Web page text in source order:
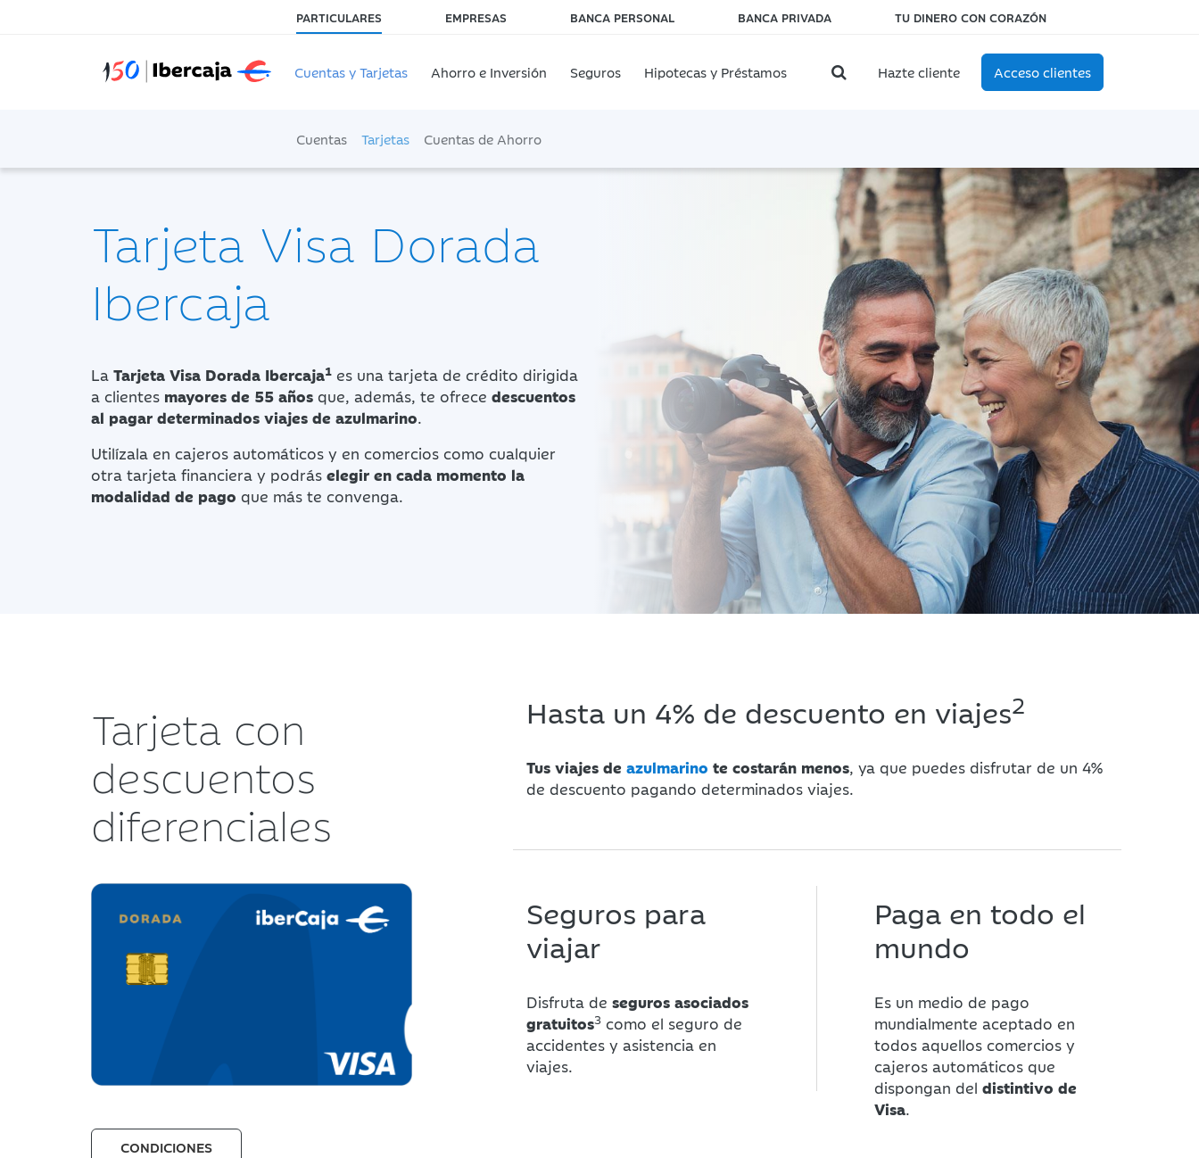
PARTICULARES EMPRESAS BANCA PERSONAL BANCA PRIVADA TU DINERO CON CORAZÓN
Cuentas y Tarjetas Ahorro e Inversión Seguros Hipotecas y Préstamos Hazte cliente Acceso clientes
Cuentas Tarjetas Cuentas de Ahorro
Tarjeta Visa Dorada
Ibercaja
La Tarjeta Visa Dorada Ibercaja1 es una tarjeta de crédito dirigida
a clientes mayores de 55 años que, además, te ofrece descuentos
al pagar determinados viajes de azulmarino.
Utilízala en cajeros automáticos y en comercios como cualquier
otra tarjeta financiera y podrás elegir en cada momento la
modalidad de pago que más te convenga.
Tarjeta con
descuentos
diferenciales
CONDICIONES
Hasta un 4% de descuento en viajes2
Tus viajes de azulmarino te costarán menos, ya que puedes disfrutar de un 4%
de descuento pagando determinados viajes.
Seguros para
viajar
Disfruta de seguros asociados
gratuitos3 como el seguro de
accidentes y asistencia en
viajes.
Paga en todo el
mundo
Es un medio de pago
mundialmente aceptado en
todos aquellos comercios y
cajeros automáticos que
dispongan del distintivo de
Visa.